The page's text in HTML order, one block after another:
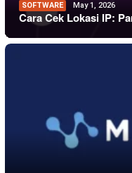
SOFTWARE May 1, 2026
Cara Cek Lokasi IP: